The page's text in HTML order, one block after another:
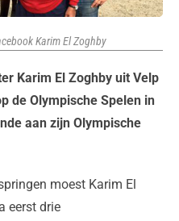
Karim El Zoghby
Karim El Zoghby uit Velp
de Olympische Spelen in
aan zijn Olympische
moest Karim El
eerst drie